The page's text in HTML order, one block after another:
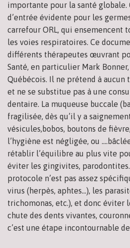
importante pour la santé globale.
d’entrée évidente pour les
carrefour ORL, qui ensemencent
les voies respiratoires. Ce
différents thérapeutes œuvrant
Santé, en particulier Mark
Québécois. Il ne prétend à
et ne se substitue pas à une
dentaire. La muqueuse buccale
fragilisée, dès qu’il y a
vésicules,bobos, boutons de
l’hygiène est négligée, ou
rétablir l’équilibre au plus vite
éviter les gingivites,
protocole n’est pas assez
virus (herpès, aphtes…), les
trichomonas, etc.), et donc éviter
chute des dents vivantes,
c’est une étape incontournable